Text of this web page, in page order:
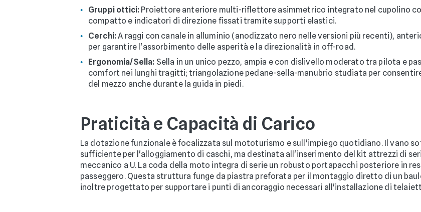
Gruppi ottici: Proiettore anteriore multi-riflettore asimmetrico integrato nel cupolino
compatto e indicatori di direzione fissati tramite supporti elastici.
Cerchi:A raggi con canale in alluminio (anodizzato nero nelle versioni più recenti),
per garantire l'assorbimento delle asperità e la direzionalità in off-road.
Ergonomia/Sella: Sella in un unico pezzo, ampia e con dislivello moderato tra pilota e
comfort nei lunghi tragitti; triangolazione pedane-sella-manubrio studiata per
del mezzo anche durante la guida in piedi.
Praticità e Capacità di Carico
La dotazione funzionale è focalizzata sul mototurismo e sull'impiego quotidiano. Il vano
sufficiente per l'alloggiamento di caschi, ma destinata all'inserimento del kit attrezzi di
meccanico a U. La coda della moto integra di serie un robusto portapacchi posteriore in
passeggero. Questa struttura funge da piastra preforata per il montaggio diretto di un
inoltre progettato per supportare i punti di ancoraggio necessari all'installazione di